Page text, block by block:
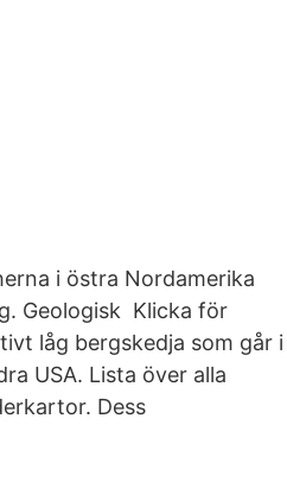
i östra Nordamerika
Geologisk Klicka för
låg bergskedja som går i
USA. Lista över alla
Dess